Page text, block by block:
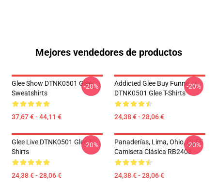
Mejores vendedores de productos
Glee Show DTNK0501 Glee
Sweatshirts
37,67 € - 44,11 €
-20%
Addicted Glee Buy Funny
DTNK0501 Glee T-Shirts
24,38 € - 28,06 €
-20%
Glee Live DTNK0501 Glee T-
Shirts
24,38 € - 28,06 €
-20%
Panaderías, Lima, Ohio, GLEE
Camiseta Clásica RB2403
24,38 € - 28,06 €
-20%